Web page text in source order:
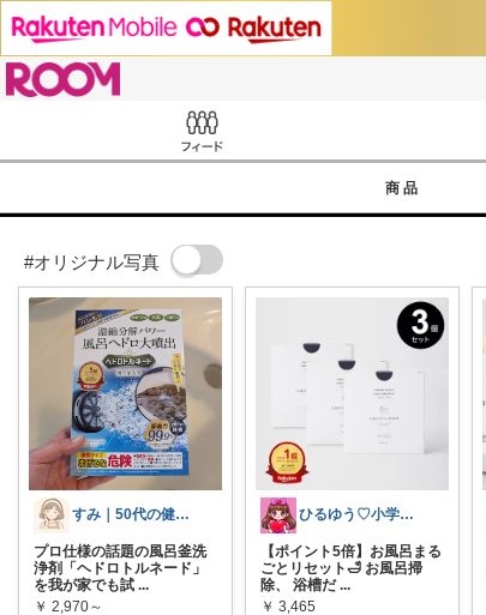
商品
#オリジナル写真
すみ｜50代の健康と暮らし
プロ仕様の話題の風呂釜洗
浄剤「ヘドロトルネード」
を我が家でも試 ...
￥ 2,970～
ひるゆう♡小学生2児ママ
【ポイント5倍】お風呂まる
ごとリセット🛁 お風呂掃
除、 浴槽だ ...
￥ 3,465